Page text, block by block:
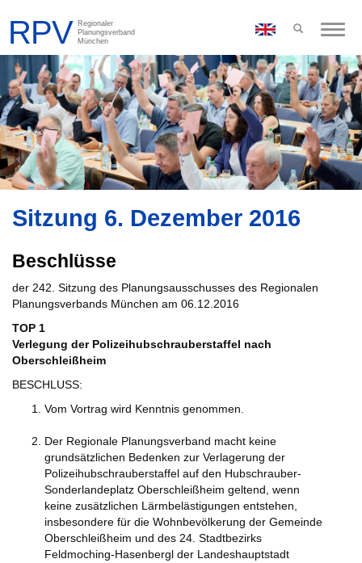
Toggle
Sitzung 6. Dezember 2016
Beschlüsse
der 242. Sitzung des Planungsausschusses des Regionalen
Planungsverbands München am 06.12.2016
TOP 1
Verlegung der Polizeihubschrauberstaffel nach
Oberschleißheim
BESCHLUSS:
Vom Vortrag wird Kenntnis genommen.
Der Regionale Planungsverband macht keine
grundsätzlichen Bedenken zur Verlagerung der
Polizeihubschrauberstaffel auf den Hubschrauber-
Sonderlandeplatz Oberschleißheim geltend, wenn
keine zusätzlichen Lärmbelästigungen entstehen,
insbesondere für die Wohnbevölkerung der Gemeinde
Oberschleißheim und des 24. Stadtbezirks
Feldmoching-Hasenbergl der Landeshauptstadt